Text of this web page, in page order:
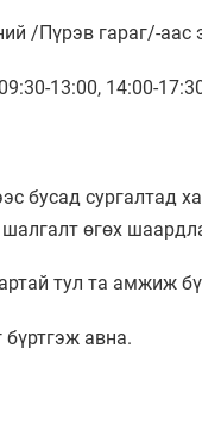
/Пүрэв гараг/-аас
13:00, 14:00-
бусад сургалтад
өгөх
тул та амжиж
авна.